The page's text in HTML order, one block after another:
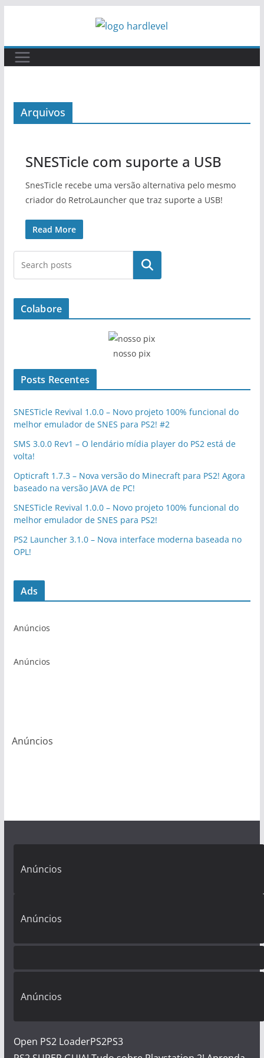
o
conteúdo
Arquivos
SNESTicle com suporte a USB
SnesTicle recebe uma versão alternativa pelo mesmo
criador do RetroLauncher que traz suporte a USB!
Read More
Pesquisar
Colabore
nosso pix
Posts Recentes
SNESTicle Revival 1.0.0 – Novo projeto 100% funcional do
melhor emulador de SNES para PS2! #2
SMS 3.0.0 Rev1 – O lendário mídia player do PS2 está de
volta!
Opticraft 1.7.3 – Nova versão do Minecraft para PS2! Agora
baseado na versão JAVA de PC!
SNESTicle Revival 1.0.0 – Novo projeto 100% funcional do
melhor emulador de SNES para PS2!
PS2 Launcher 3.1.0 – Nova interface moderna baseada no
OPL!
Ads
Anúncios
Anúncios
Anúncios
Anúncios
Anúncios
Anúncios
Open PS2 LoaderPS2PS3